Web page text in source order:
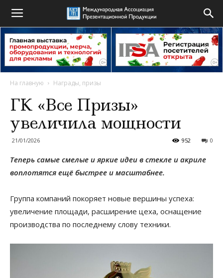
На главную Награды, призы
ГК «Все Призы»
увеличила мощности
21/01/2026 0
952
Теперь самые смелые и яркие идеи в стекле и акриле
воплотятся ещё быстрее и масштабнее.
Группа компаний покоряет новые вершины успеха:
увеличение площади, расширение цеха, оснащение
производства по последнему слову техники.